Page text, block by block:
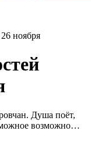
ноября
Душа поёт,
возможно…